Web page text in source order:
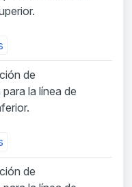
de
la línea de
de